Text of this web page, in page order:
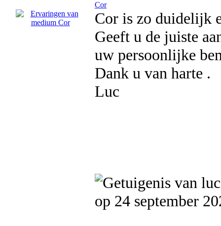
Cor
Cor is zo duidelijk
Geeft u de juiste
uw persoonlijke
Dank u van harte .
Luc
op 24 september